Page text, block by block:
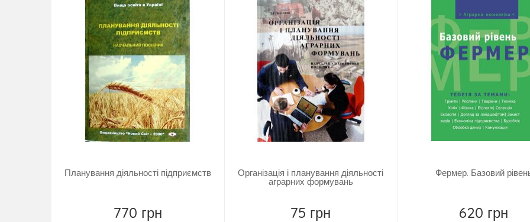
Планування діяльності підприємств
770 грн
Організація і планування діяльності
аграрних формувань
75 грн
Фермер. Базовий
620 грн